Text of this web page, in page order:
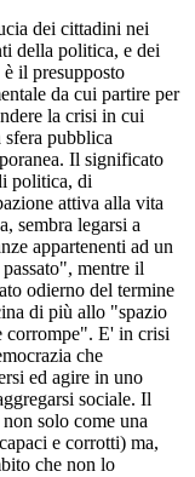
dei cittadini nei
della politica, e dei
il presupposto
da cui partire per
la crisi in cui
sfera pubblica
Il significato
politica, di
attiva alla vita
sembra legarsi a
appartenenti ad un
mentre il
odierno del termine
di più allo "spazio
corrompe". E' in crisi
che
ed agire in uno
sociale. Il
solo come una
e corrotti) ma,
che non lo